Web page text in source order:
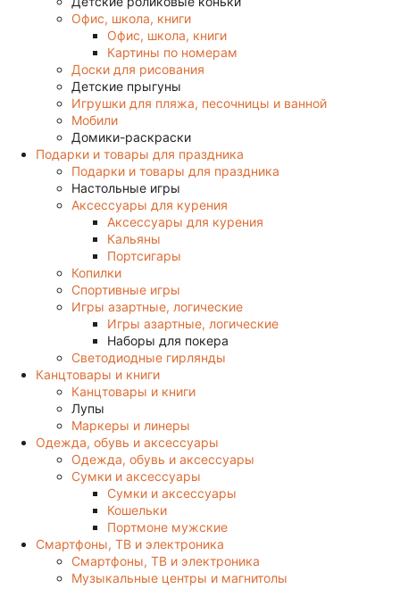
Офис, школа, книги
Офис, школа, книги
Картины по номерам
Доски для рисования
Детские прыгуны
Игрушки для пляжа, песочницы и ванной
Мобили
Домики-раскраски
Подарки и товары для праздника
Подарки и товары для праздника
Настольные игры
Аксессуары для курения
Аксессуары для курения
Кальяны
Портсигары
Копилки
Спортивные игры
Игры азартные, логические
Игры азартные, логические
Наборы для покера
Светодиодные гирлянды
Канцтовары и книги
Канцтовары и книги
Лупы
Маркеры и линеры
Одежда, обувь и аксессуары
Одежда, обувь и аксессуары
Сумки и аксессуары
Сумки и аксессуары
Кошельки
Портмоне мужские
Смартфоны, ТВ и электроника
Смартфоны, ТВ и электроника
Музыкальные центры и магнитолы